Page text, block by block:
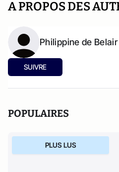
A PROPOS DES
Philippine de Belair
SUIVRE
POPULAIRES
PLUS LUS